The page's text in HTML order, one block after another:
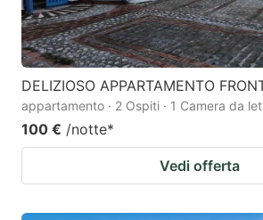
DELIZIOSO APPARTAMENTO
appartamento · 2 Ospiti · 1 Camera da
100 € /notte*
Vedi offerta